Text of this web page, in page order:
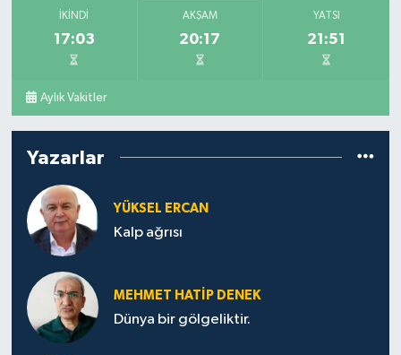
İKINDI
17:03
AKŞAM
20:17
YATSI
21:51
Aylık Vakitler
Yazarlar
YÜKSEL ERCAN
Kalp ağrısı
MEHMET HATİP DENEK
Dünya bir gölgeliktir.